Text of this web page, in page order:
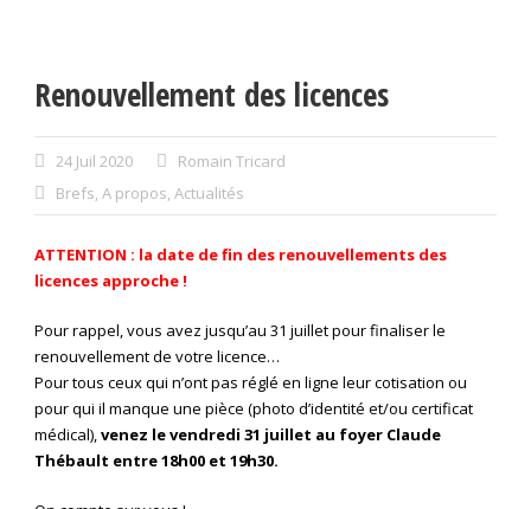
Renouvellement des licences
24 Juil 2020
Romain Tricard
Brefs, A propos, Actualités
ATTENTION : la date de fin des renouvellements des
licences approche !
Pour rappel, vous avez jusqu’au 31 juillet pour finaliser le
renouvellement de votre licence…
Pour tous ceux qui n’ont pas réglé en ligne leur cotisation ou
pour qui il manque une pièce (photo d’identité et/ou certificat
médical),venez le vendredi 31 juillet au foyer Claude
Thébault entre 18h00 et 19h30.